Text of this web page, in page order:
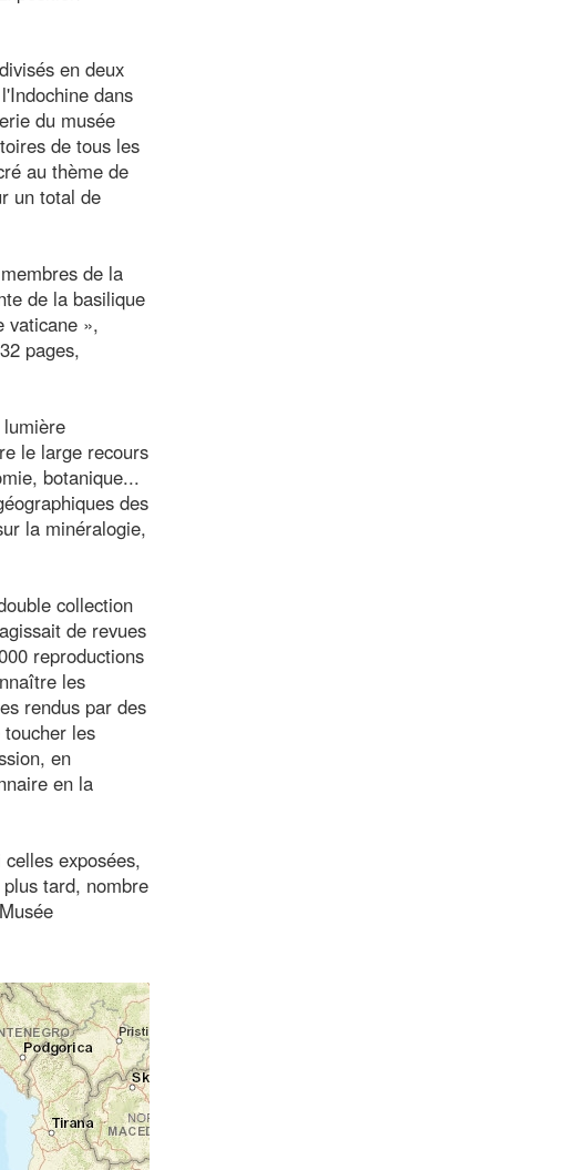
en deux
dans
du musée
de tous les
au thème de
un total de
de la
de la basilique
vaticane »,
pages,
le large recours
botanique...
des
la minéralogie,
collection
de revues
reproductions
les
rendus par des
les
en
en la
exposées,
tard, nombre